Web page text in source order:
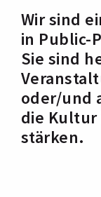
Wir sind
in Public-
Sie sind
oder/und
die Kultur
stärken.